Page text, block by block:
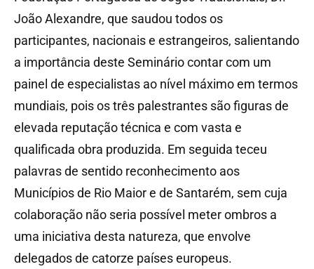
João Alexandre, que saudou todos os
participantes, nacionais e estrangeiros, salientando
a importância deste Seminário contar com um
painel de especialistas ao nível máximo em termos
mundiais, pois os três palestrantes são figuras de
elevada reputação técnica e com vasta e
qualificada obra produzida. Em seguida teceu
palavras de sentido reconhecimento aos
Municípios de Rio Maior e de Santarém, sem cuja
colaboração não seria possível meter ombros a
uma iniciativa desta natureza, que envolve
delegados de catorze países europeus.